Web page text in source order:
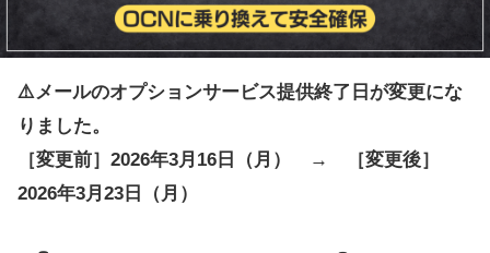
⚠️メールのオプションサービス提供終了日が変更にな
りました。
［変更前］2026年3月16日（月） → ［変更後］
2026年3月23日（月）